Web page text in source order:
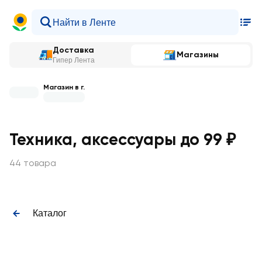
Доставка
Гипер Лента
Магазины
Магазин в г.
Техника, аксессуары до 99 ₽
44 товара
Каталог